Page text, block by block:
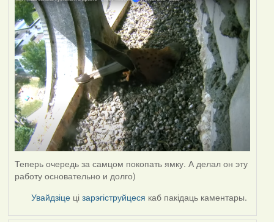
Теперь очередь за самцом покопать ямку. А делал он эту
работу основательно и долго)
Увайдзіце цізарэгіструйцеся каб пакідаць каментары.